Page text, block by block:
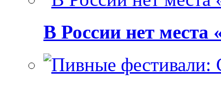
В России нет места